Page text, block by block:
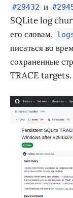
#29432 и
SQLite log
его словам,
писаться во
сохраненные
TRACE targets.